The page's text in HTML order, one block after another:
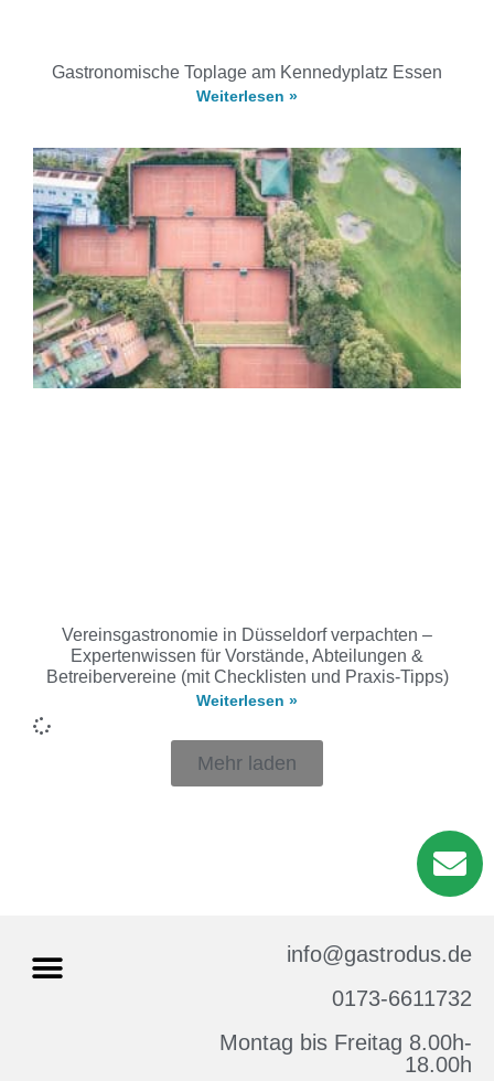
Gastronomische Toplage am Kennedyplatz Essen
Weiterlesen »
Vereinsgastronomie in Düsseldorf verpachten –
Expertenwissen für Vorstände, Abteilungen &
Betreibervereine (mit Checklisten und Praxis-Tipps)
Weiterlesen »
Mehr laden
info@gastrodus.de
0173-6611732
Montag bis Freitag 8.00h-
18.00h